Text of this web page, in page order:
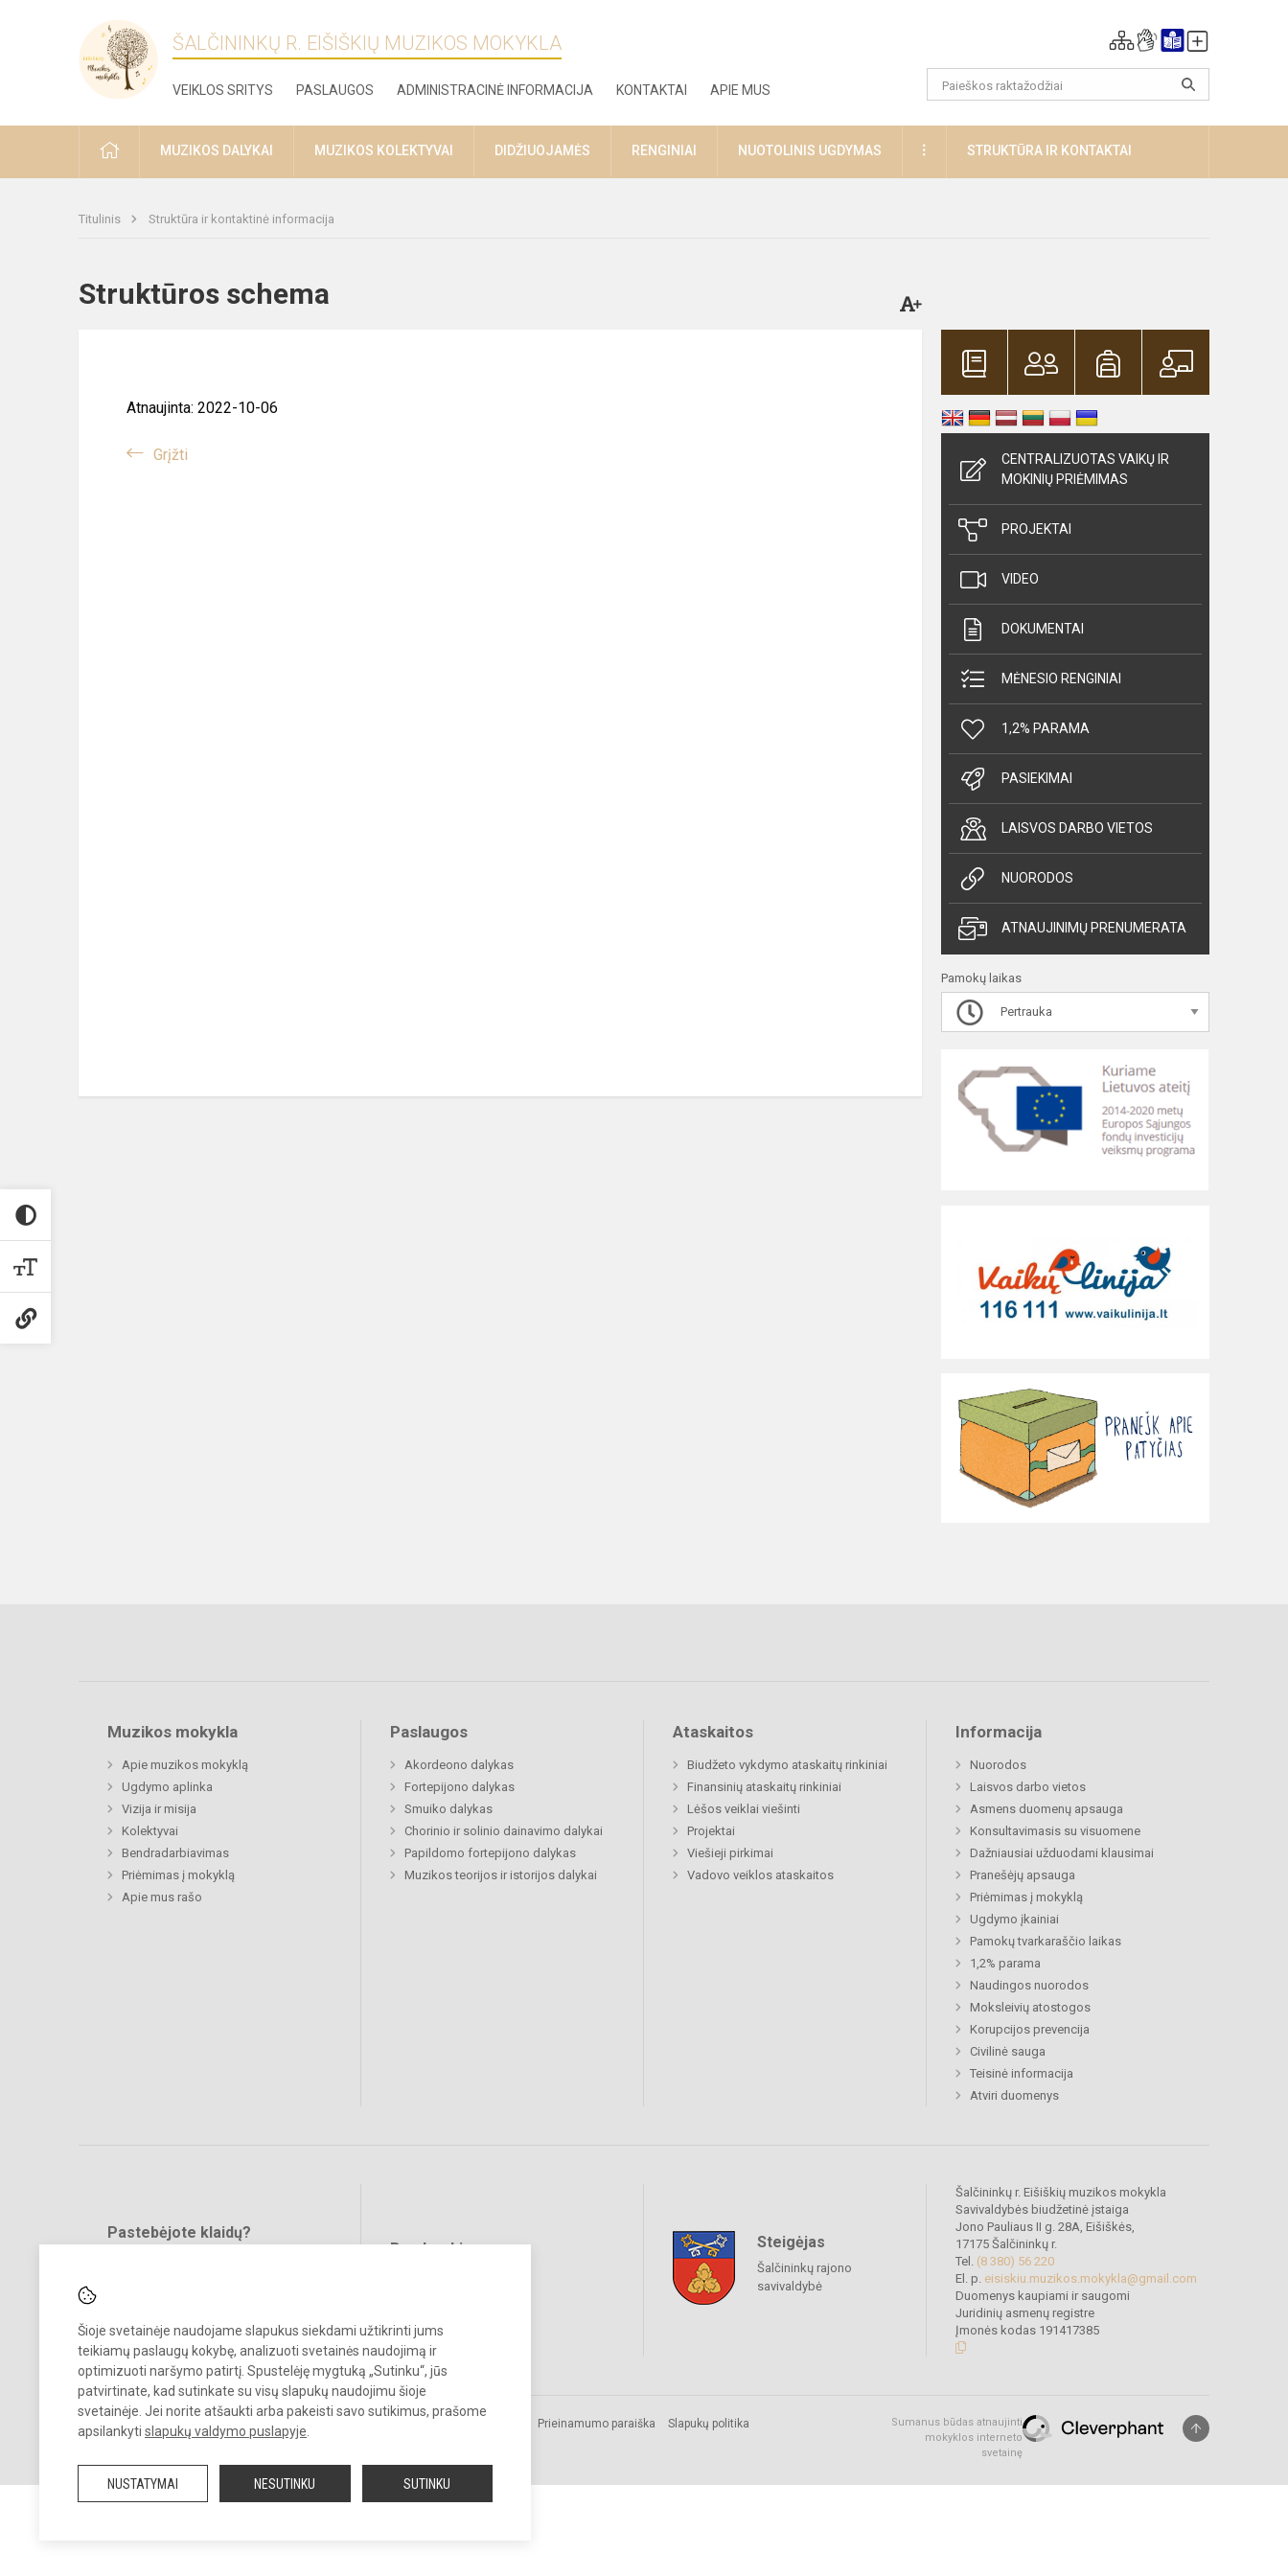
Šioje svetainėje naudojame slapukus siekdami užtikrinti jums
teikiamų paslaugų kokybę, analizuoti svetainės naudojimą ir
optimizuoti naršymo patirtį. Spustelėję mygtuką „Sutinku“, jūs
patvirtinate, kad sutinkate su visų slapukų naudojimu šioje
svetainėje. Jei norite atšaukti arba pakeisti savo sutikimus, prašome
apsilankyti slapukų valdymo puslapyje
NUSTATYMAI NESUTINKU SUTINKU
ŠALČININKŲ R. EIŠIŠKIŲ MUZIKOS MOKYKLA
VEIKLOS SRITYS PASLAUGOS ADMINISTRACINĖ INFORMACIJA KONTAKTAI APIE MUS
PRADŽIAMUZIKOS DALYKAI MUZIKOS KOLEKTYVAI DIDŽIUOJAMĖS RENGINIAI NUOTOLINIS UGDYMAS DAUGIAUSTRUKTŪRA IR KONTAKTAI
Titulinis Struktūra ir kontaktinė informacija
Struktūros schema
Atnaujinta: 2022-10-06
Grįžti
CENTRALIZUOTAS VAIKŲ IR
MOKINIŲ PRIĖMIMAS
PROJEKTAI
VIDEO
DOKUMENTAI
MĖNESIO RENGINIAI
1,2% PARAMA
PASIEKIMAI
LAISVOS DARBO VIETOS
NUORODOS
ATNAUJINIMŲ PRENUMERATA
Pamokų laikas
Pertrauka
Muzikos mokykla
Apie muzikos mokyklą
Ugdymo aplinka
Vizija ir misija
Kolektyvai
Bendradarbiavimas
Priėmimas į mokyklą
Apie mus rašo
Paslaugos
Akordeono dalykas
Fortepijono dalykas
Smuiko dalykas
Chorinio ir solinio dainavimo dalykai
Papildomo fortepijono dalykas
Muzikos teorijos ir istorijos dalykai
Ataskaitos
Biudžeto vykdymo ataskaitų rinkiniai
Finansinių ataskaitų rinkiniai
Lėšos veiklai viešinti
Projektai
Viešieji pirkimai
Vadovo veiklos ataskaitos
Informacija
Nuorodos
Laisvos darbo vietos
Asmens duomenų apsauga
Konsultavimasis su visuomene
Dažniausiai užduodami klausimai
Pranešėjų apsauga
Priėmimas į mokyklą
Ugdymo įkainiai
Pamokų tvarkaraščio laikas
1,2% parama
Naudingos nuorodos
Moksleivių atostogos
Korupcijos prevencija
Civilinė sauga
Teisinė informacija
Atviri duomenys
Pastebėjote klaidų?
Bendraukime Steigėjas
Šalčininkų rajono
savivaldybė
Šalčininkų r. Eišiškių muzikos mokykla
Savivaldybės biudžetinė įstaiga
Jono Pauliaus II g. 28A, Eišiškės,
17175 Šalčininkų r.
Tel. (8 380) 56 220
El. p. eisiskiu.muzikos.mokykla@gmail.com
Duomenys kaupiami ir saugomi
Juridinių asmenų registre
Įmonės kodas 191417385
© 2022. Šalčininkų r. Eišiškių muzikos mokykla. Visos teisės saugomos.
Kopijuoti turinį be raštiško mokyklos vadovybės sutikimo griežtai
Prieinamumo paraiška Slapukų politika
Sumanus būdas atnaujinti
mokyklos interneto
svetainę